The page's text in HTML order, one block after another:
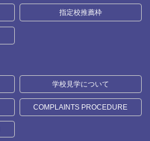
指定校推薦枠
学校見学について
COMPLAINTS PROCEDURE